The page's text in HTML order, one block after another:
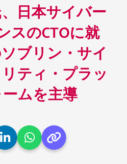
日本サイバー
スのCTOに就
ブリン・サイ
ティ・プラッ
ームを主導